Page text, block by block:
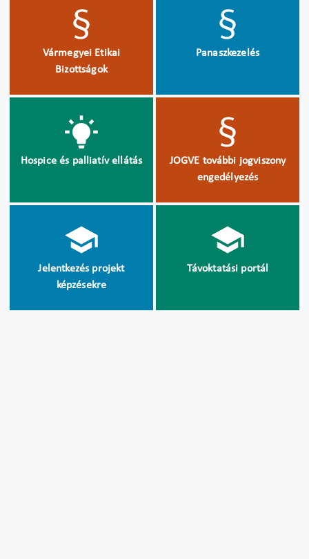
Vármegyei Etikai
Bizottságok
Panaszkezelés
Hospice és palliatív ellátás
JOGVE további jogviszony
engedélyezés
Jelentkezés projekt
képzésekre
Távoktatási portál